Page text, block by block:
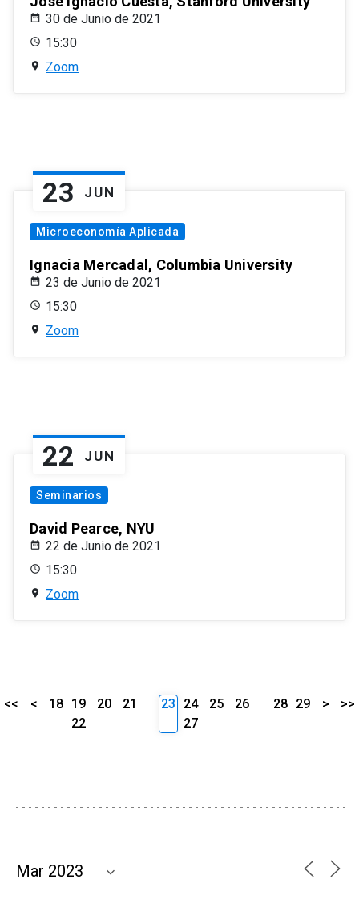
30 de Junio de 2021
15:30
Zoom
23 JUN
Microeconomía Aplicada
Ignacia Mercadal, Columbia University
23 de Junio de 2021
15:30
Zoom
22 JUN
Seminarios
David Pearce, NYU
22 de Junio de 2021
15:30
Zoom
<< < 18 19 20
21
22
23 24 25
26
27
28 29 > >>